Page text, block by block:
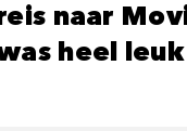
naar
heel